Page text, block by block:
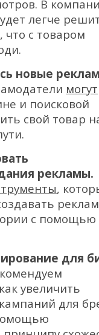
В
легче
что с товаром
новые
могут
и поисковой
свой товар
рекламы.
,
с помощью
для
увеличить
для